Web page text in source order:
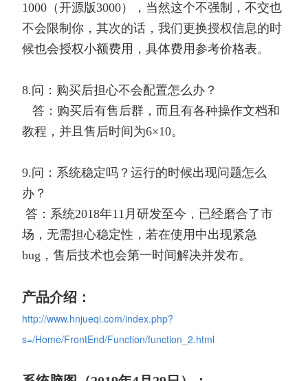
1000（开源版3000），当然这个不强制，不交也
不会限制你，其次的话，我们更换授权信息的时
候也会授权小额费用，具体费用参考价格表。
8.问：购买后担心不会配置怎么办？
答：购买后有售后群，而且有各种操作文档和
教程，并且售后时间为6×10。
9.问：系统稳定吗？运行的时候出现问题怎么
办？
答： 系统2018年11月研发至今，已经磨合了市
场，无需担心稳定性，若在使用中出现紧急
bug，售后技术也会第一时间解决并发布。
产品介绍：
http://www.hnjueqi.com/index.php?
s=/Home/FrontEnd/Function/function_2.html